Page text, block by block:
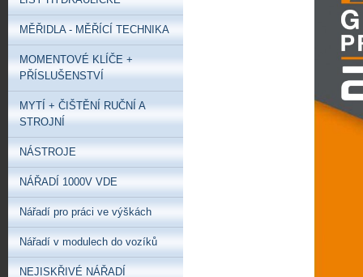
MĚŘIDLA - MĚŘÍCÍ TECHNIKA
MOMENTOVÉ KLÍČE +
PŘÍSLUŠENSTVÍ
MYTÍ + ČIŠTĚNÍ RUČNÍ A
STROJNÍ
NÁSTROJE
NÁŘADÍ 1000V VDE
Nářadí pro práci ve výškách
Nářadí v modulech do vozíků
NEJISKŘIVÉ NÁŘADÍ